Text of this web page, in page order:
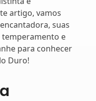
artigo, vamos
suas
temperamento e
para conhecer
Duro!